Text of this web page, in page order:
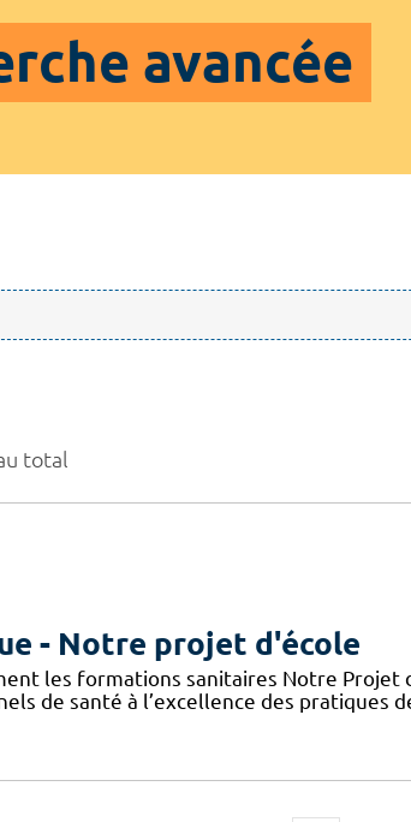
avancée
total
- Notre projet d'école
les formations sanitaires Notre Projet
de santé à l’excellence des pratiques